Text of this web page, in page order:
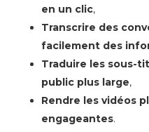
en un clic,
Transcrire des
facilement des
Traduire les sous-
public plus large,
Rendre les vidéos
engageantes.